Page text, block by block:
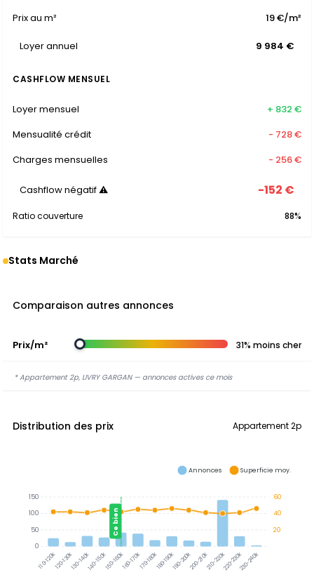
Prix au m² 19 €/m²
Loyer annuel 9 984 €
CASHFLOW MENSUEL
Loyer mensuel
+ 832 €
Mensualité crédit
- 728 €
Charges mensuelles
- 256 €
Cashflow négatif ⚠ -152 €
Ratio couverture 88%
Stats Marché
Comparaison autres annonces
Prix/m² 31% moins cher
* Appartement 2p, LIVRY GARGAN — annonces actives ce mois
Distribution des prix Appartement 2p
110-120k120-130k130-140k140-150k150-160k160-170k170-180k180-190k190-200k200-210k210-220k220-230k230-240k
Ce bien
60
40
20
150
100
50
0
Annonces Superficie moy.